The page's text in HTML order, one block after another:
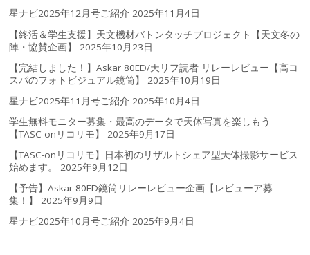
星ナビ2025年12月号ご紹介 2025年11月4日
【終活＆学生支援】天文機材バトンタッチプロジェクト【天文冬の
陣・協賛企画】
2025年10月23日
【完結しました！】Askar 80ED/天リフ読者 リレーレビュー【高コ
スパのフォトビジュアル鏡筒】
2025年10月19日
星ナビ2025年11月号ご紹介 2025年10月4日
学生無料モニター募集・最高のデータで天体写真を楽しもう
【TASC-onリコリモ】
2025年9月17日
【TASC-onリコリモ】日本初のリザルトシェア型天体撮影サービス
始めます。
2025年9月12日
【予告】Askar 80ED鏡筒リレーレビュー企画【レビューア募
集！】
2025年9月9日
星ナビ2025年10月号ご紹介 2025年9月4日